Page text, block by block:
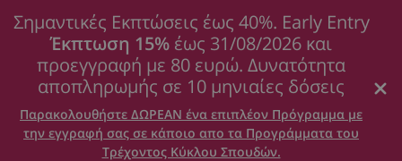
Σημαντικές Εκπτώσεις έως 40%. Early Entry
Έκπτωση 15% έως 31/08/2026 και
προεγγραφή με 80 ευρώ. Δυνατότητα
αποπληρωμής σε 10 μηνιαίες δόσεις
Παρακολουθήστε ΔΩΡΕΑΝ ένα επιπλέον Πρόγραμμα με
την εγγραφή σας σε κάποιο απο τα Προγράμματα του
Τρέχοντος Κύκλου Σπουδών.